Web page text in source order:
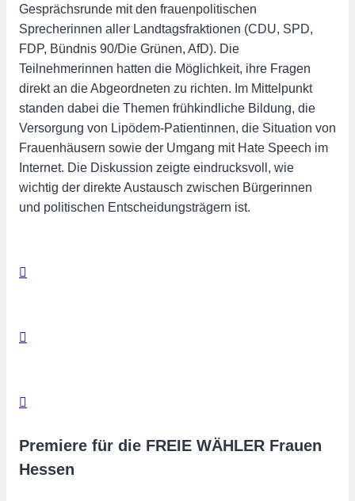
Gesprächsrunde mit den frauenpolitischen
Sprecherinnen aller Landtagsfraktionen (CDU, SPD,
FDP, Bündnis 90/Die Grünen, AfD). Die
Teilnehmerinnen hatten die Möglichkeit, ihre Fragen
direkt an die Abgeordneten zu richten. Im Mittelpunkt
standen dabei die Themen frühkindliche Bildung, die
Versorgung von Lipödem-Patientinnen, die Situation von
Frauenhäusern sowie der Umgang mit Hate Speech im
Internet. Die Diskussion zeigte eindrucksvoll, wie
wichtig der direkte Austausch zwischen Bürgerinnen
und politischen Entscheidungsträgern ist.
Premiere für die FREIE WÄHLER Frauen
Hessen